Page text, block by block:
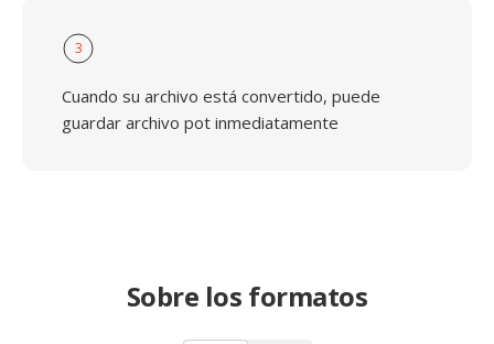
3
Cuando su archivo está convertido, puede
guardar archivo pot inmediatamente
Sobre los formatos